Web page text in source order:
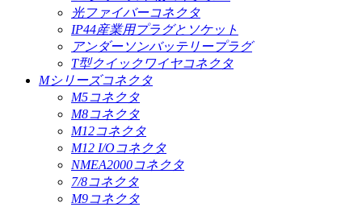
光ファイバーコネクタ
IP44産業用プラグとソケット
アンダーソンバッテリープラグ
T型クイックワイヤコネクタ
Mシリーズコネクタ
M5コネクタ
M8コネクタ
M12コネクタ
M12 I/Oコネクタ
NMEA2000コネクタ
7/8コネクタ
M9コネクタ